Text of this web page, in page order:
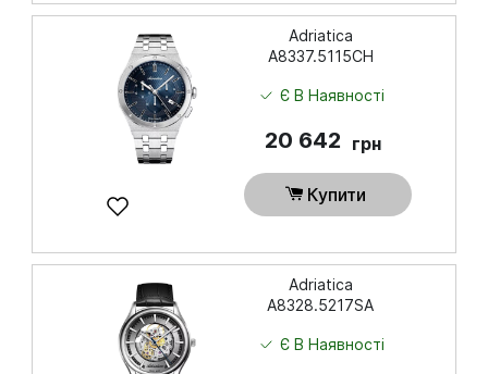
Adriatica
A8337.5115CH
Є В Наявності
20 642 грн
Купити
Adriatica
A8328.5217SA
Є В Наявності